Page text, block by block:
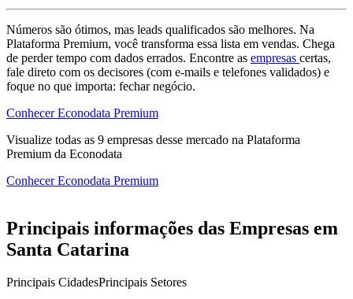
Números são ótimos, mas leads qualificados são melhores. Na
Plataforma Premium, você transforma essa lista em vendas. Chega
de perder tempo com dados errados. Encontre as empresas certas,
fale direto com os decisores (com e-mails e telefones validados) e
foque no que importa: fechar negócio.
Conhecer Econodata Premium
Visualize todas as 9 empresas desse mercado na Plataforma
Premium da Econodata
Conhecer Econodata Premium
Principais informações das Empresas em
Santa Catarina
Principais CidadesPrincipais Setores